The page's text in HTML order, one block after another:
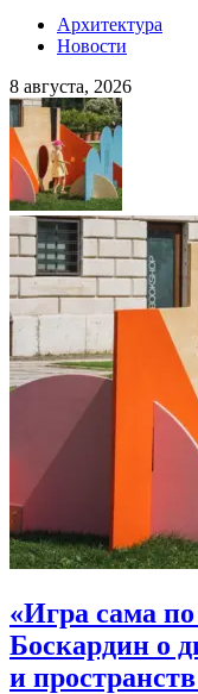
Архитектура
Новости
8 августа, 2026
«Игра сама
Боскардин о
и